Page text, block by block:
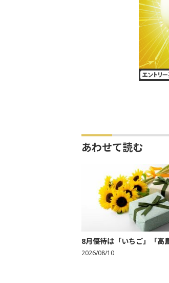
あわせて読む
8月優待は「いちご」「高
2026/08/10